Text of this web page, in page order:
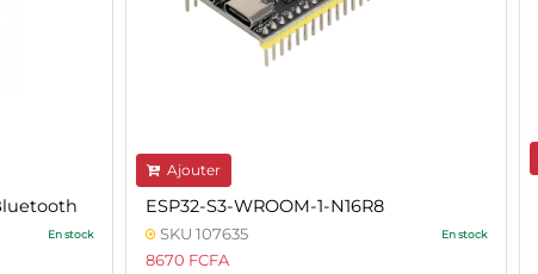
En stock
Ajouter
ESP32-S3-WROOM-1-N16R8
SKU 107635 En stock
8670 FCFA